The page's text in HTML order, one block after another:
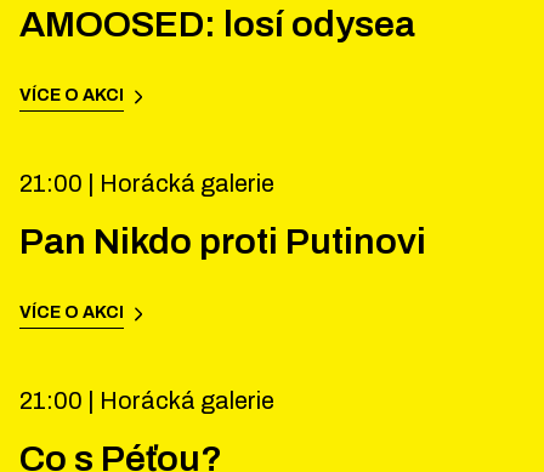
AMOOSED: losí odysea
VÍCE O AKCI
21:00 | Horácká galerie
Pan Nikdo proti Putinovi
VÍCE O AKCI
21:00 | Horácká galerie
Co s Péťou?